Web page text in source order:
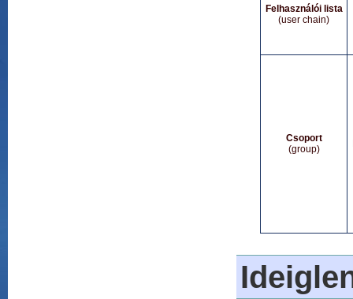
Felhasználói lista
(user chain)
Csoport
(group)